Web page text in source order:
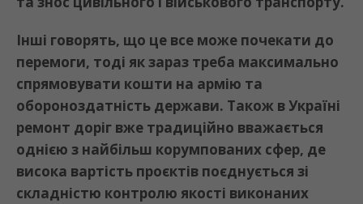
Інші говорять, що це все може почекати до
перемоги, тоді як зараз треба максимально
спрямовувати кошти на армію та
обороноздатність держави. Також в Україні
ремонт доріг вже традиційно вважається
однією з найбільш корумпованих сфер, де
висока вартість проєктів поєднується зі
складністю контролю якості виконаних